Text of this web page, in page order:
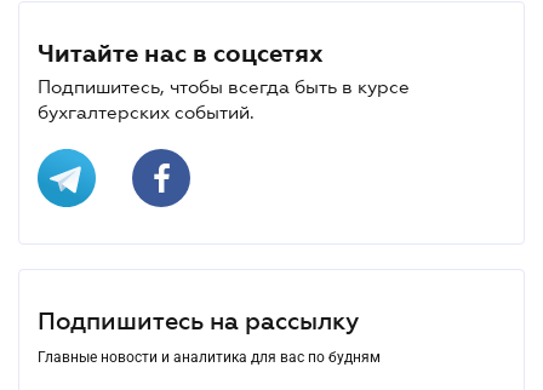
Читайте нас в соцсетях
Подпишитесь, чтобы всегда быть в курсе
бухгалтерских событий.
Подпишитесь на рассылку
Главные новости и аналитика для вас по будням